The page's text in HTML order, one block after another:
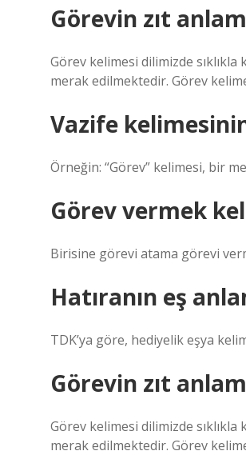
Görevin zıt
Görev kelimesi dilimizde
merak edilmektedir. Görev
Vazife
Örneğin: “Görev” kelimesi, bir
Görev vermek
Birisine görevi atama görevi
Hatıranın eş
TDK’ya göre, hediyelik eşya
Görevin zıt
Görev kelimesi dilimizde
merak edilmektedir. Görev